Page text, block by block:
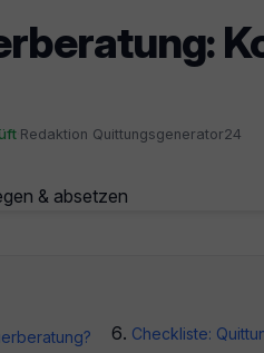
Redaktion Quittungsgenerator24
Checkliste: